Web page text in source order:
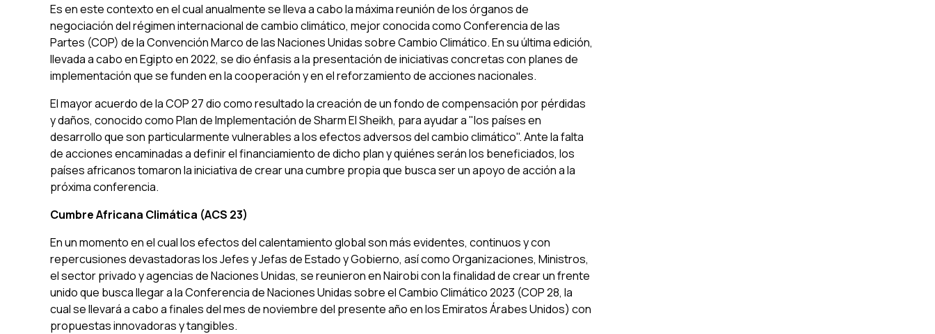
Es en este contexto en el cual anualmente se lleva a cabo la máxima reunión de los órganos de
negociación del régimen internacional de cambio climático, mejor conocida como Conferencia de las
Partes (COP) de la Convención Marco de las Naciones Unidas sobre Cambio Climático. En su última edición,
llevada a cabo en Egipto en 2022, se dio énfasis a la presentación de iniciativas concretas con planes de
implementación que se funden en la cooperación y en el reforzamiento de acciones nacionales.
El mayor acuerdo de la COP 27 dio como resultado la creación de un fondo de compensación por pérdidas
y daños, conocido como Plan de Implementación de Sharm El Sheikh, para ayudar a "los países en
desarrollo que son particularmente vulnerables a los efectos adversos del cambio climático". Ante la falta
de acciones encaminadas a definir el financiamiento de dicho plan y quiénes serán los beneficiados, los
países africanos tomaron la iniciativa de crear una cumbre propia que busca ser un apoyo de acción a la
próxima conferencia.
Cumbre Africana Climática (ACS 23)
En un momento en el cual los efectos del calentamiento global son más evidentes, continuos y con
repercusiones devastadoras los Jefes y Jefas de Estado y Gobierno, así como Organizaciones, Ministros,
el sector privado y agencias de Naciones Unidas, se reunieron en Nairobi con la finalidad de crear un frente
unido que busca llegar a la Conferencia de Naciones Unidas sobre el Cambio Climático 2023 (COP 28, la
cual se llevará a cabo a finales del mes de noviembre del presente año en los Emiratos Árabes Unidos) con
propuestas innovadoras y tangibles.